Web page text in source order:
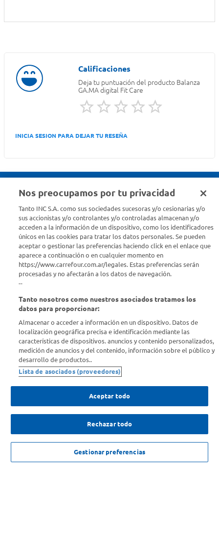
NO DISPONIBLE
Deja tu puntuación del producto Balanza
GA.MA digital Fit Care
INICIA SESION PARA DEJAR TU RESEÑA
Estamos para ayudarte
¿Tenés una consulta? Comunicate con nosotros acá
Descubrí Carrefour
Conocenos
Info útil
Comprá Online
Dejanos tu mail para recibir todas las ofertas y promociones antes
Nos preocupamos por tu privacidad
Tanto INC S.A. como sus sociedades sucesoras y/o cesionarias y/o
sus accionistas y/o controlantes y/o controladas almacenan y/o
acceden a la información de un dispositivo, como los identificadores
únicos en las cookies para tratar los datos personales. Se pueden
aceptar o gestionar las preferencias haciendo click en el enlace que
aparece a continuación o en cualquier momento en
https://www.carrefour.com.ar/legales. Estas preferencias serán
procesadas y no afectarán a los datos de navegación.
--
Tanto nosotros como nuestros asociados tratamos los
datos para proporcionar:
Almacenar o acceder a información en un dispositivo. Datos de
localización geográfica precisa e identificación mediante las
características de dispositivos. anuncios y contenido personalizados,
medición de anuncios y del contenido, información sobre el público y
desarrollo de productos..
Lista de asociados (proveedores)
Aceptar todo
Rechazar todo
Gestionar preferencias